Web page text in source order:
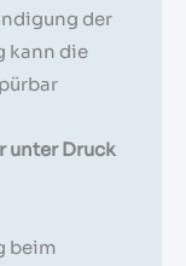
der
kann die
unter Druck
beim